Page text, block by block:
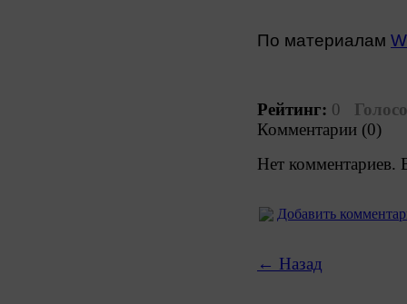
По материалам
Рейтинг: 0
Комментарии (0)
Нет
Добавить
← Назад